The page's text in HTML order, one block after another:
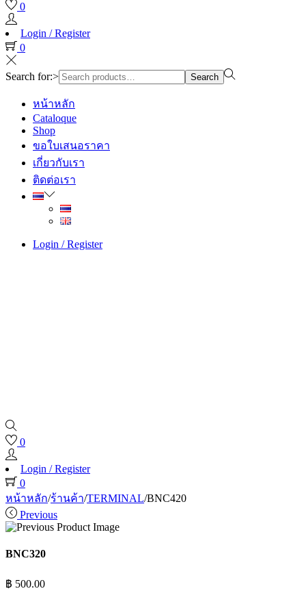
0
Login / Register
0
Search for:> Search
หน้าหลัก
Cataloque
Shop
ขอใบเสนอราคา
เกี่ยวกับเรา
ติดต่อเรา
Login / Register
0
Login / Register
0
หน้าหลัก/ร้านค้า/TERMINAL/BNC420
Previous
BNC320
฿ 500.00